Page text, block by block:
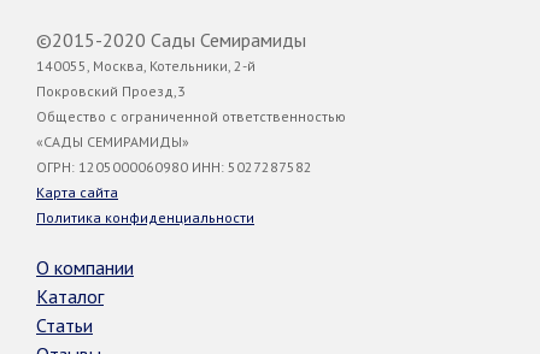
©2015-2020 Сады Семирамиды
140055, Москва, Котельники, 2-й
Покровский Проезд,3
Общество с ограниченной ответственностью
«САДЫ СЕМИРАМИДЫ»
ОГРН: 1205000060980 ИНН: 5027287582
Карта сайта
Политика конфиденциальности
О компании
Каталог
Статьи